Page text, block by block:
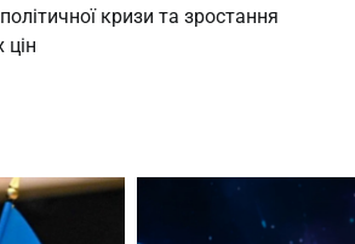
кризи та зростання
цін